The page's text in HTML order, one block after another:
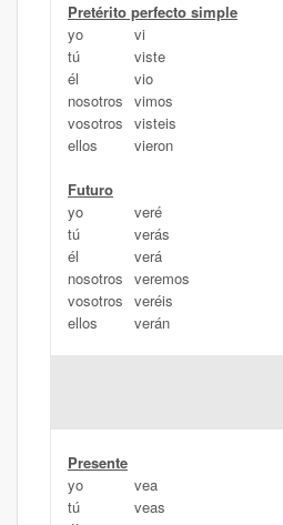
Pretérito perfecto simple
yo
vi
tú
viste
él
vio
nosotros vimos
vosotros visteis
ellos
vieron
Futuro
yo
veré
tú
verás
él
verá
nosotros veremos
vosotros veréis
ellos
verán
Presente
yo
vea
tú
veas